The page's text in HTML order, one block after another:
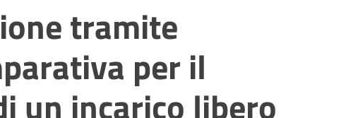
tramite
per il
un incarico libero